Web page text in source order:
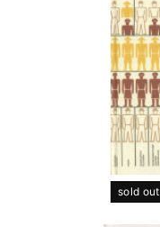
sold out